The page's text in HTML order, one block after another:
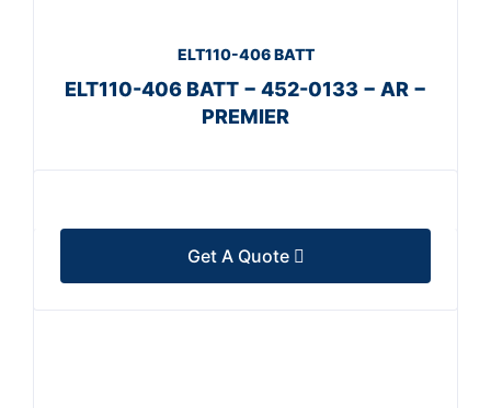
ELT110-406 BATT
ELT110-406 BATT − 452-0133 − AR −
PREMIER
Get A Quote